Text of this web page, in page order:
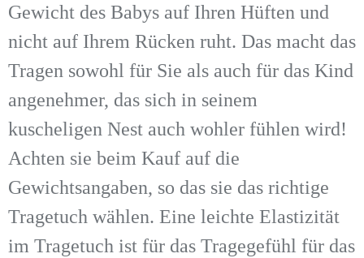
Gewicht des Babys auf Ihren Hüften und
nicht auf Ihrem Rücken ruht. Das macht das
Tragen sowohl für Sie als auch für das Kind
angenehmer, das sich in seinem
kuscheligen Nest auch wohler fühlen wird!
Achten sie beim Kauf auf die
Gewichtsangaben, so das sie das richtige
Tragetuch wählen. Eine leichte Elastizität
im Tragetuch ist für das Tragegefühl für das